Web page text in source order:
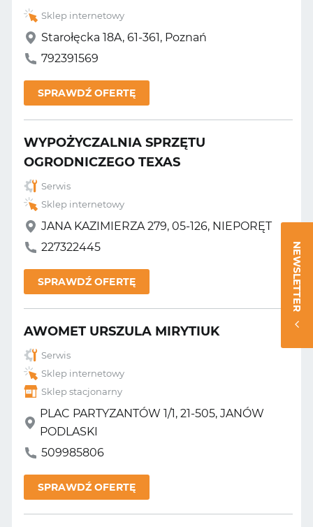
Sklep internetowy
Starołęcka 18A, 61-361, Poznań
792391569
SPRAWDŹ OFERTĘ
WYPOŻYCZALNIA SPRZĘTU
OGRODNICZEGO TEXAS
Serwis
Sklep internetowy
JANA KAZIMIERZA 279, 05-126, NIEPORĘT
227322445
SPRAWDŹ OFERTĘ
AWOMET URSZULA MIRYTIUK
Serwis
Sklep internetowy
Sklep stacjonarny
PLAC PARTYZANTÓW 1/1, 21-505, JANÓW
PODLASKI
509985806
SPRAWDŹ OFERTĘ
NEWSLETTER